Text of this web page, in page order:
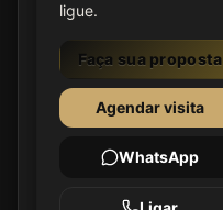
ligue.
Faça sua proposta
Agendar visita
WhatsApp